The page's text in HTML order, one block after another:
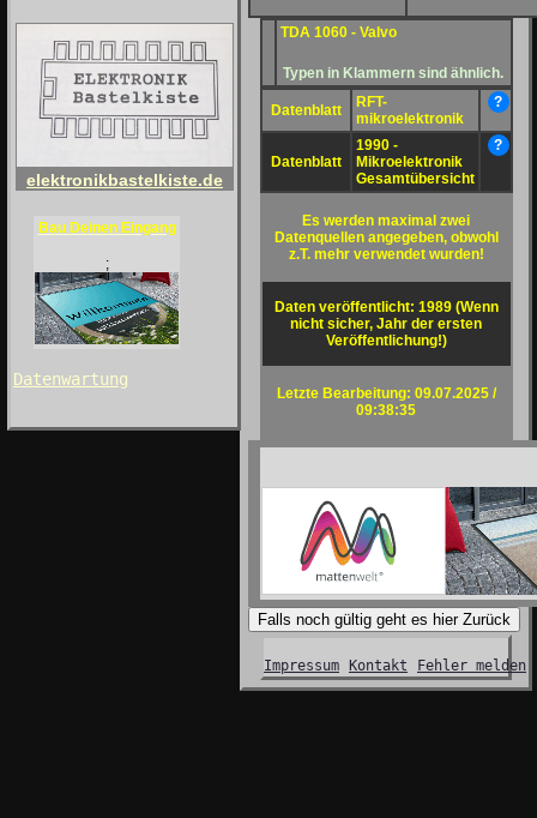
elektronikbastelkiste.de
Bau Deinen Eingang
;
Datenwartung
TDA 1060 - Valvo
Typen in Klammern sind ähnlich.
Datenblatt
RFT-
mikroelektronik
?
Datenblatt
1990 -
Mikroelektronik
Gesamtübersicht
?
Es werden maximal zwei
Datenquellen angegeben, obwohl
z.T. mehr verwendet wurden!
Daten veröffentlicht: 1989 (Wenn
nicht sicher, Jahr der ersten
Veröffentlichung!)
Letzte Bearbeitung: 09.07.2025 /
09:38:35
Falls noch gültig geht es hier Zurück
Impressum Kontakt Fehler melden